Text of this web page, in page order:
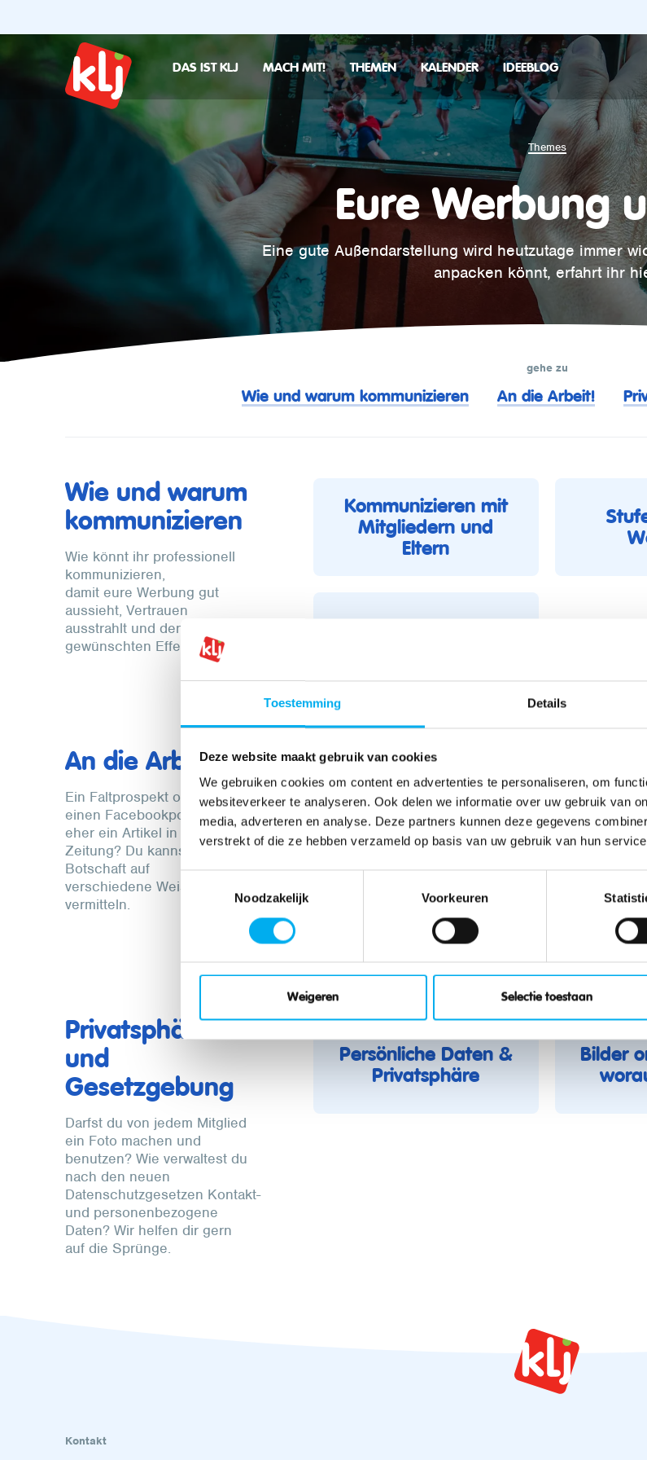
Toestemming Details
Deze website maakt gebruik van cookies
We gebruiken cookies om content en advertenties te personaliseren, om
websiteverkeer te analyseren. Ook delen we informatie over uw gebruik van
media, adverteren en analyse. Deze partners kunnen deze gegevens
verstrekt of die ze hebben verzameld op basis van uw gebruik van hun
Noodzakelijk
Voorkeuren
Weigeren Selectie toestaan
DAS IST KLJ MACH MIT! THEMEN KALENDER IDEEBLOG
Themes
Eure Werbung
Eine gute Außendarstellung wird heutzutage immer
anpacken könnt, erfahrt ihr
gehe zu
Wie und warum kommunizieren An die Arbeit!
Wie und warum
kommunizieren
Wie könnt ihr professionell
kommunizieren,
damit eure Werbung gut
aussieht, Vertrauen
ausstrahlt und den
gewünschten Effekt hat?
Kommunizieren mit
Mitgliedern und
Eltern
An die Arbeit!
Ein Faltprospekt oder Plakat,
einen Facebookpost oder
eher ein Artikel in der
Zeitung? Du kannst deine
Botschaft auf
verschiedene Weisen
vermitteln.
Plakate und
Faltprospekte via
Web2Print
Im KLJ-Stil Neue
Privatsphäre
und
Gesetzgebung
Darfst du von jedem Mitglied
ein Foto machen und
benutzen? Wie verwaltest du
nach den neuen
Datenschutzgesetzen Kontakt-
und personenbezogene
Daten? Wir helfen dir gern
auf die Sprünge.
Persönliche Daten &
Privatsphäre
Bilder
Kontakt